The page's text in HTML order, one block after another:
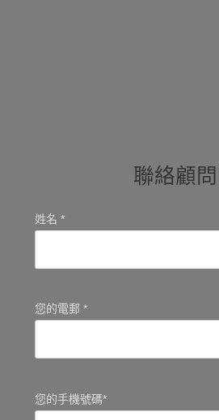
聯絡顧問
姓名 *
您的電郵 *
您的手機號碼*